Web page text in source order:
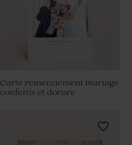
Carte remerciement mariage
confettis et dorure